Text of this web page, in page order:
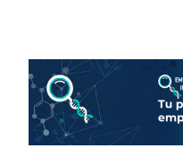
contenido